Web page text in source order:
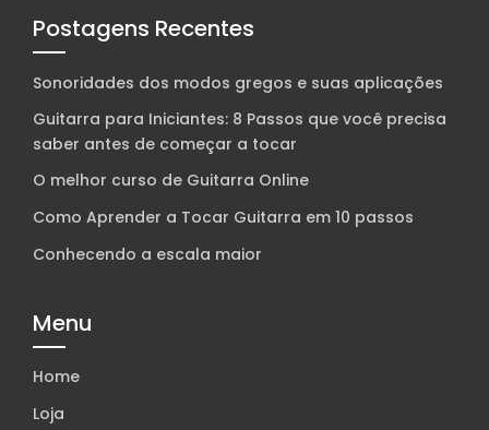
Postagens Recentes
Sonoridades dos modos gregos e suas aplicações
Guitarra para Iniciantes: 8 Passos que você precisa
saber antes de começar a tocar
O melhor curso de Guitarra Online
Como Aprender a Tocar Guitarra em 10 passos
Conhecendo a escala maior
Menu
Home
Loja